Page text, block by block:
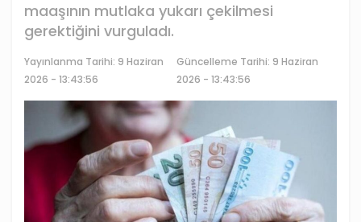
maaşının mutlaka yukarı çekilmesi
gerektiğini vurguladı.
Yayınlanma Tarihi: 9 Haziran
2026 - 13:43:56
Güncelleme Tarihi: 9 Haziran
2026 - 13:43:56